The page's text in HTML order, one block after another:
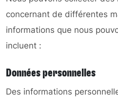
concernant de différentes
informations que nous
incluent :
Données personnelles
Des informations